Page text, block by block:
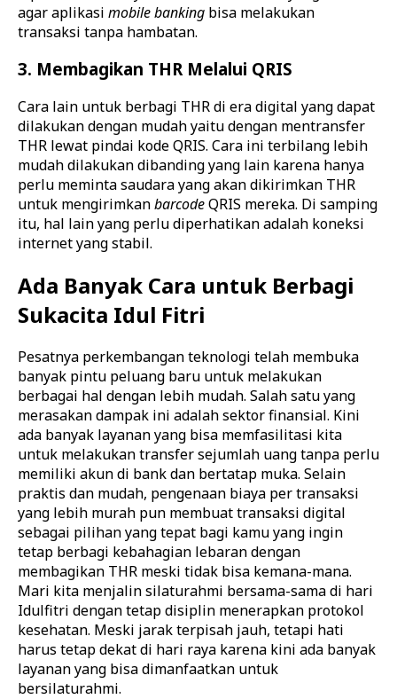
agar aplikasi mobile banking bisa melakukan
transaksi tanpa hambatan.
3. Membagikan THR Melalui QRIS
Cara lain untuk berbagi THR di era digital yang dapat
dilakukan dengan mudah yaitu dengan mentransfer
THR lewat pindai kode QRIS. Cara ini terbilang lebih
mudah dilakukan dibanding yang lain karena hanya
perlu meminta saudara yang akan dikirimkan THR
untuk mengirimkanbarcodeQRIS mereka. Di samping
itu, hal lain yang perlu diperhatikan adalah koneksi
internet yang stabil.
Ada Banyak Cara untuk Berbagi
Sukacita Idul Fitri
Pesatnya perkembangan teknologi telah membuka
banyak pintu peluang baru untuk melakukan
berbagai hal dengan lebih mudah. Salah satu yang
merasakan dampak ini adalah sektor finansial. Kini
ada banyak layanan yang bisa memfasilitasi kita
untuk melakukan transfer sejumlah uang tanpa perlu
memiliki akun di bank dan bertatap muka. Selain
praktis dan mudah, pengenaan biaya per transaksi
yang lebih murah pun membuat transaksi digital
sebagai pilihan yang tepat bagi kamu yang ingin
tetap berbagi kebahagian lebaran dengan
membagikan THR meski tidak bisa kemana-mana.
Mari kita menjalin silaturahmi bersama-sama di hari
Idulfitri dengan tetap disiplin menerapkan protokol
kesehatan. Meski jarak terpisah jauh, tetapi hati
harus tetap dekat di hari raya karena kini ada banyak
layanan yang bisa dimanfaatkan untuk
bersilaturahmi.